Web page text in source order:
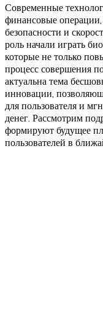
Современные
финансовые операции,
безопасности и
роль начали играть
которые не только
процесс совершения
актуальна тема
инновации,
для пользователя и
денег. Рассмотрим
формируют будущее
пользователей в